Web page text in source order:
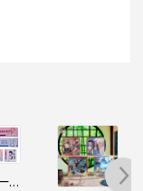
[日版] 一番くじ -情感回憶- G賞 毛巾 (全８種SET)